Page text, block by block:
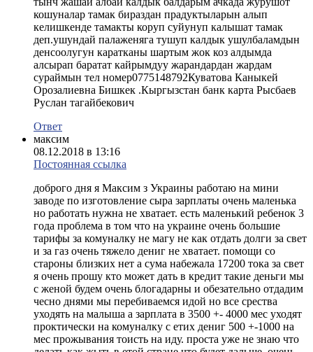
кошуналар тамак бираздан прадуктыларын алып
келишкенде тамакты коруп суйунуп калышат тамак
деп.ушундай палаженяга тушуп калдык ушулбаламдын
денсоолугун каратканы шартым жок коз алдымда
алсырап баратат кайрымдуу жарандардан жардам
сураймын тел номер0775148792Куватова Каныкей
Орозалиевна Бишкек .Кыргызстан банк карта Рысбаев
Руслан тагайбекович
Ответ
максим
08.12.2018 в 13:16
Постоянная ссылка
доброго дня я Максим з Украины работаю на мини
заводе по изготовление сыра зарплаты очень маленька
но работать нужна не хватает. есть маленький ребенок 3
года проблема в том что на украине очень большие
тарифы за комуналку не магу не как отдать долги за свет
и за газ очень тяжело дениг не хватает. помощи со
староны близких нет а сума набежала 17200 тока за свет
я очень прошу кто может дать в кредит такие деньги мы
с женой будем очень блогадарны и обезательно отдадим
чесно днями мы перебиваемся идой но все срества
уходять на малыша а зарплата в 3500 +- 4000 мес уходят
проктически на комуналку с етих дениг 500 +-1000 на
мес прожывания тоисть на иду. проста уже не знаю что